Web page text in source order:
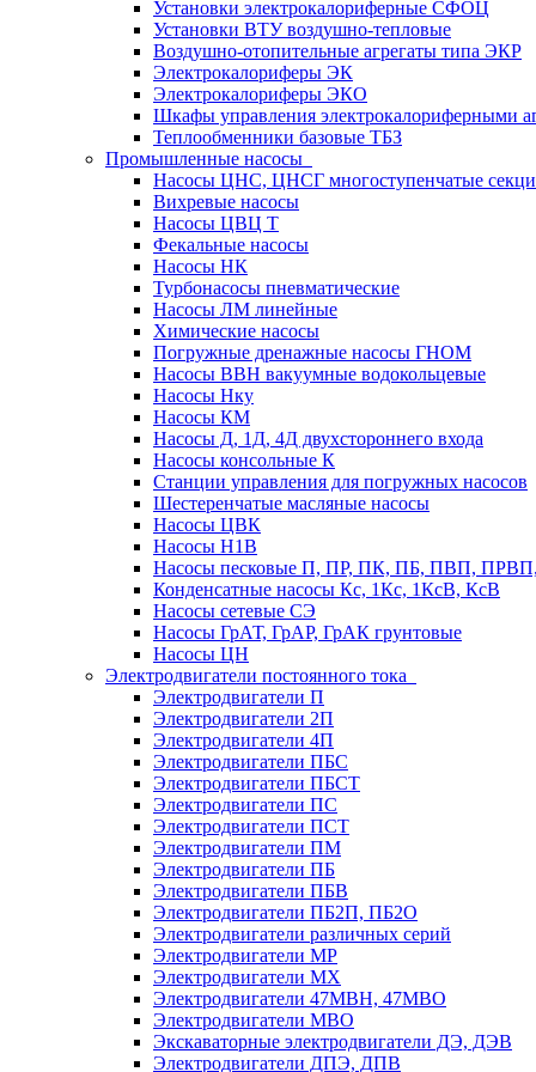
Установки электрокалориферные СФОЦ
Установки ВТУ воздушно-тепловые
Воздушно-отопительные агрегаты типа ЭКР
Электрокалориферы ЭК
Электрокалориферы ЭКО
Шкафы управления электрокалориферными
Теплообменники базовые ТБЗ
Промышленные насосы
Насосы ЦНС, ЦНСГ многоступенчатые
Вихревые насосы
Насосы ЦВЦ Т
Фекальные насосы
Насосы НК
Турбонасосы пневматические
Насосы ЛМ линейные
Химические насосы
Погружные дренажные насосы ГНОМ
Насосы ВВН вакуумные водокольцевые
Насосы Нку
Насосы КМ
Насосы Д, 1Д, 4Д двухстороннего входа
Насосы консольные К
Станции управления для погружных насосов
Шестеренчатые масляные насосы
Насосы ЦВК
Насосы Н1В
Насосы песковые П, ПР, ПК, ПБ, ПВП,
Конденсатные насосы Кс, 1Кс, 1КсВ, КсВ
Насосы сетевые СЭ
Насосы ГрАТ, ГрАР, ГрАК грунтовые
Насосы ЦН
Электродвигатели постоянного тока
Электродвигатели П
Электродвигатели 2П
Электродвигатели 4П
Электродвигатели ПБС
Электродвигатели ПБСТ
Электродвигатели ПС
Электродвигатели ПСТ
Электродвигатели ПМ
Электродвигатели ПБ
Электродвигатели ПБВ
Электродвигатели ПБ2П, ПБ2О
Электродвигатели различных серий
Электродвигатели МР
Электродвигатели MX
Электродвигатели 47MBH, 47МВО
Электродвигатели MBO
Экскаваторные электродвигатели ДЭ, ДЭВ
Электродвигатели ДПЭ, ДПВ